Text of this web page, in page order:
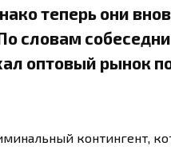
теперь они
словам
оптовый рынок
контингент,